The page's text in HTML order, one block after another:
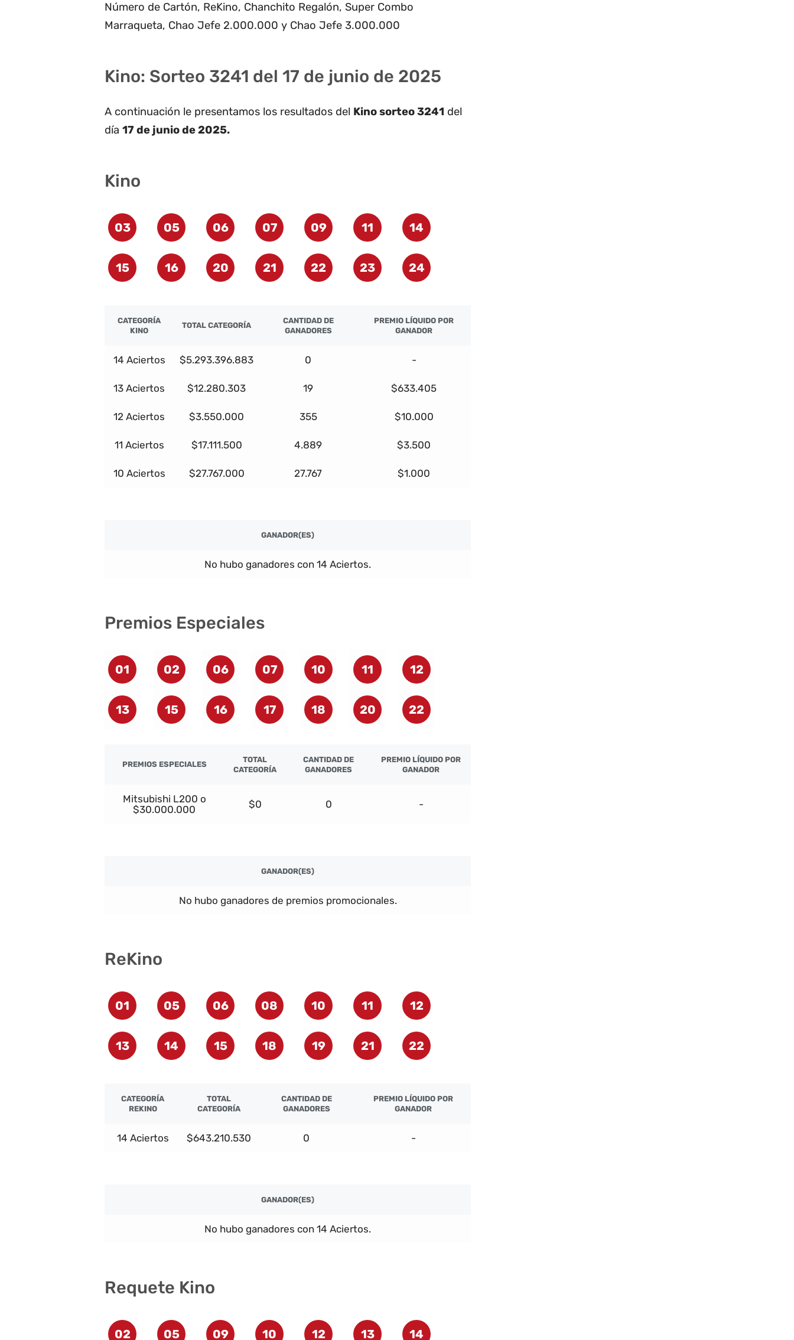
Número de Cartón, ReKino, Chanchito Regalón, Super Combo
Marraqueta, Chao Jefe 2.000.000 y Chao Jefe 3.000.000
Kino: Sorteo 3241 del 17 de junio de 2025
A continuación le presentamos los resultados del Kino sorteo 3241 del
día 17 de junio de 2025.
Kino
03 05 06 07 09 11 14
15 16 20 21 22 23 24
CATEGORÍA
KINO
TOTAL CATEGORÍA
CANTIDAD DE
GANADORES
PREMIO LÍQUIDO POR
GANADOR
14 Aciertos $5.293.396.883 0 -
13 Aciertos $12.280.303 19 $633.405
12 Aciertos $3.550.000 355 $10.000
11 Aciertos $17.111.500 4.889 $3.500
10 Aciertos $27.767.000 27.767 $1.000
GANADOR(ES)
No hubo ganadores con 14 Aciertos.
Premios Especiales
01 02 06 07 10 11 12
13 15 16 17 18 20 22
PREMIOS ESPECIALES
TOTAL
CATEGORÍA
CANTIDAD DE
GANADORES
PREMIO LÍQUIDO POR
GANADOR
Mitsubishi L200 o
$30.000.000
$0 0 -
GANADOR(ES)
No hubo ganadores de premios promocionales.
ReKino
01 05 06 08 10 11 12
13 14 15 18 19 21 22
CATEGORÍA
REKINO
TOTAL
CATEGORÍA
CANTIDAD DE
GANADORES
PREMIO LÍQUIDO POR
GANADOR
14 Aciertos $643.210.530 0 -
GANADOR(ES)
No hubo ganadores con 14 Aciertos.
Requete Kino
02 05 09 10 12 13 14